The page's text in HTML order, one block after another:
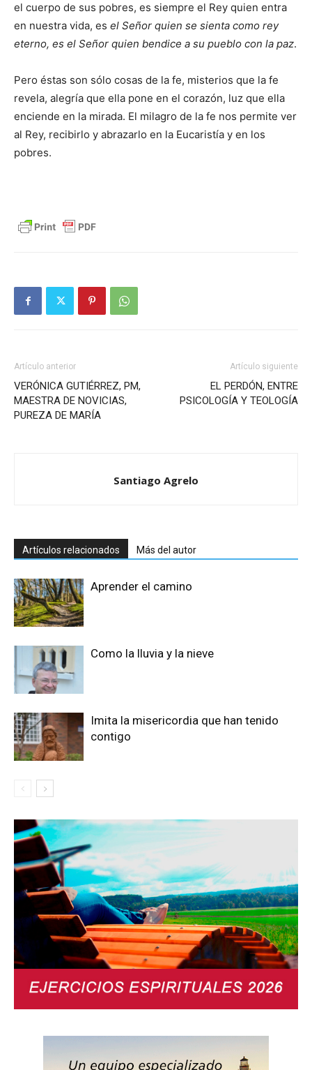
el cuerpo de sus pobres, es siempre el Rey quien entra
en nuestra vida, es el Señor quien se sienta como rey
eterno, es el Señor quien bendice a su pueblo con la paz.
Pero éstas son sólo cosas de la fe, misterios que la fe
revela, alegría que ella pone en el corazón, luz que ella
enciende en la mirada. El milagro de la fe nos permite ver
al Rey, recibirlo y abrazarlo en la Eucaristía y en los
pobres.
Artículo anterior
VERÓNICA GUTIÉRREZ, PM,
MAESTRA DE NOVICIAS,
PUREZA DE MARÍA
Artículo siguiente
EL PERDÓN, ENTRE
PSICOLOGÍA Y TEOLOGÍA
Santiago Agrelo
Artículos relacionados Más del autor
Aprender el camino
Como la lluvia y la nieve
Imita la misericordia que han tenido
contigo